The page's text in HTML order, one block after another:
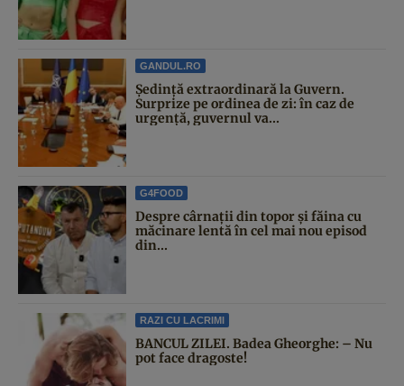
GANDUL.RO
Şedinţă extraordinară la Guvern.
Surprize pe ordinea de zi: în caz de
urgență, guvernul va...
G4FOOD
Despre cârnații din topor și făina cu
măcinare lentă în cel mai nou episod
din...
RAZI CU LACRIMI
BANCUL ZILEI. Badea Gheorghe: – Nu
pot face dragoste!